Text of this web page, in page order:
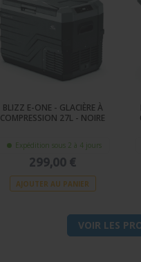
BLIZZ E-ONE - GLACIÈRE À
COMPRESSION 27L - NOIRE
Expédition sous 2 à 4 jours
299,00 €
AJOUTER AU PANIER
VOIR LES